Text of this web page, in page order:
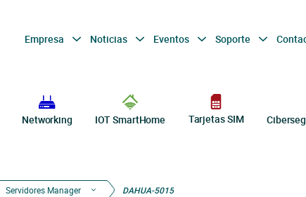
Empresa Noticias Eventos Soporte
Networking IOT SmartHome Tarjetas SIM
Servidores Manager DAHUA-5015